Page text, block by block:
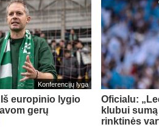
Konferencijų lyga
europinio lygio
gerų
Oficialu:
klubui
rinktinės